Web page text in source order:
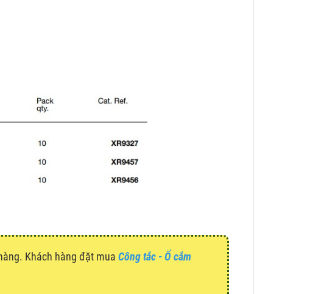
Khách hàng đặt mua Công tắc - Ổ cắm